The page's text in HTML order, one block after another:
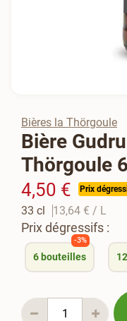
Bières la Thörgoule
Bière
Thörgoule
4,50 € Prix
33 cl 13,64 € / L
Prix dégressifs :
6 bouteilles
-3%
12